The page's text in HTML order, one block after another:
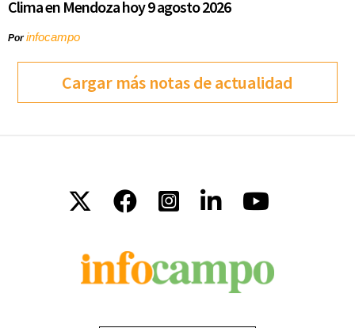
Clima en Mendoza hoy 9 agosto 2026
Porinfocampo
Cargar más notas de actualidad